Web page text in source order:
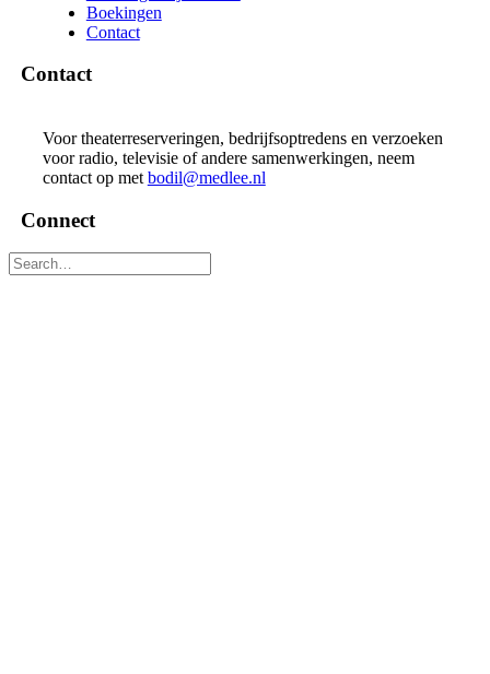
Boekingen
Contact
Contact
Voor theaterreserveringen, bedrijfsoptredens en verzoeken
voor radio, televisie of andere samenwerkingen, neem
contact op met bodil@medlee.nl
Connect